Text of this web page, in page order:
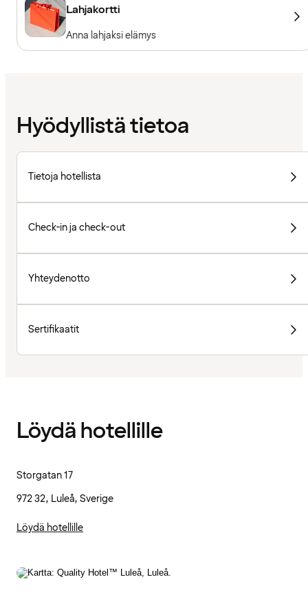
Lahjakortti
Anna lahjaksi elämys
Hyödyllistä tietoa
Tietoja hotellista
Check-in ja check-out
Yhteydenotto
Sertifikaatit
Löydä hotellille
Storgatan 17
972 32, Luleå, Sverige
Löydä hotellille